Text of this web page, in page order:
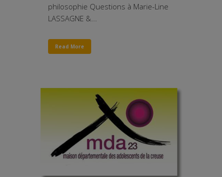
philosophie Questions à Marie-Line
LASSAGNE &...
Read More